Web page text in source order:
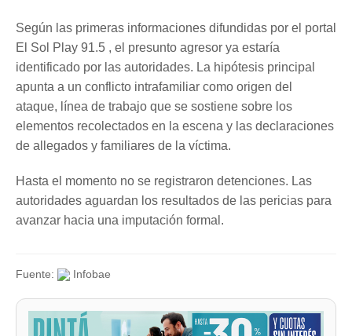
Según las primeras informaciones difundidas por el portal
El Sol Play 91.5 , el presunto agresor ya estaría
identificado por las autoridades. La hipótesis principal
apunta a un conflicto intrafamiliar como origen del
ataque, línea de trabajo que se sostiene sobre los
elementos recolectados en la escena y las declaraciones
de allegados y familiares de la víctima.
Hasta el momento no se registraron detenciones. Las
autoridades aguardan los resultados de las pericias para
avanzar hacia una imputación formal.
Fuente: Infobae